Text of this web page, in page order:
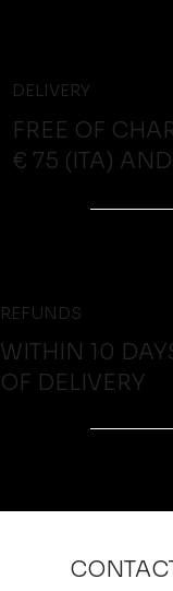
DELIVERY
FREE OF
€ 75 (ITA)
REFUNDS
WITHIN 10
OF DELIVERY